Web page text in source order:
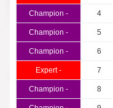
Champion - 4
Champion - 5
Champion - 6
Expert - 7
Champion - 8